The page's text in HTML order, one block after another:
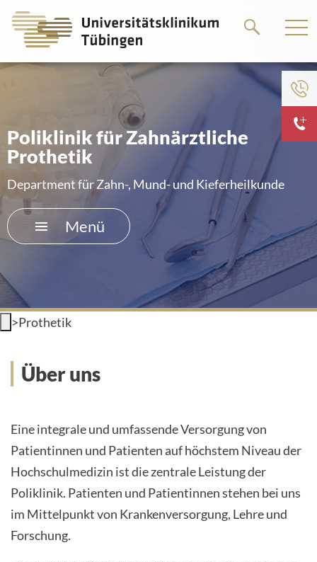
zum
Poliklinik für Zahnärztliche
Prothetik
Department für Zahn-, Mund- und Kieferheilkunde
Menü
Zum Menü der Einrichtung
DAS KLINIKUM
PATIENTEN &AMP; BESUCHER
MEDIZINISCHE FAKULTÄT
KONTAKT
PRESSE
HOME
PATIENTEN &AMP; BESUCHER
>Prothetik
Über uns
Eine integrale und umfassende Versorgung von
Patientinnen und Patienten auf höchstem Niveau der
Hochschulmedizin ist die zentrale Leistung der
Poliklinik. Patienten und Patientinnen stehen bei uns
im Mittelpunkt von Krankenversorgung, Lehre und
Forschung.
zum